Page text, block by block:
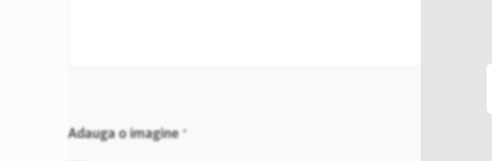
Adauga o imagine